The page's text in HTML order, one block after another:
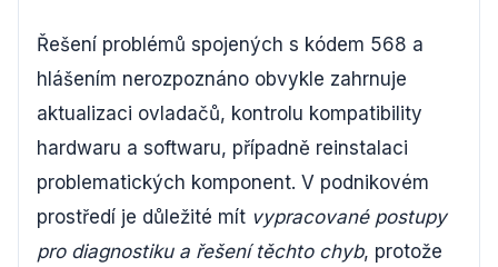
Řešení problémů spojených s kódem 568 a
hlášením nerozpoznáno obvykle zahrnuje
aktualizaci ovladačů, kontrolu kompatibility
hardwaru a softwaru, případně reinstalaci
problematických komponent. V podnikovém
prostředí je důležité mít vypracované postupy
pro diagnostiku a řešení těchto chyb, protože